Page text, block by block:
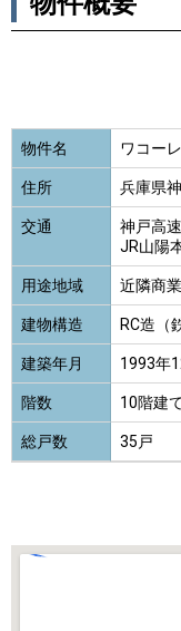
物件名 ワコー
住所 兵庫県
交通
神戸高
JR山陽
用途地域 近隣商
建物構造 RC造（
建築年月 1993年
階数 10階建
総戸数 35戸